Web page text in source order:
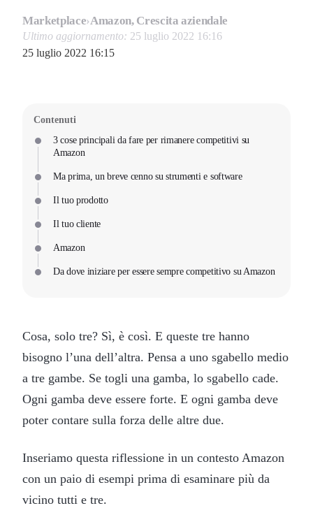
Marketplace›Amazon, Crescita aziendale
Ultimo aggiornamento: 25 luglio 2022 16:16
25 luglio 2022 16:15
Contenuti
3 cose principali da fare per rimanere competitivi su
Amazon
Ma prima, un breve cenno su strumenti e software
Il tuo prodotto
Il tuo cliente
Amazon
Da dove iniziare per essere sempre competitivo su Amazon
Cosa, solo tre? Sì, è così. E queste tre hanno
bisogno l’una dell’altra. Pensa a uno sgabello medio
a tre gambe. Se togli una gamba, lo sgabello cade.
Ogni gamba deve essere forte. E ogni gamba deve
poter contare sulla forza delle altre due.
Inseriamo questa riflessione in un contesto Amazon
con un paio di esempi prima di esaminare più da
vicino tutti e tre.